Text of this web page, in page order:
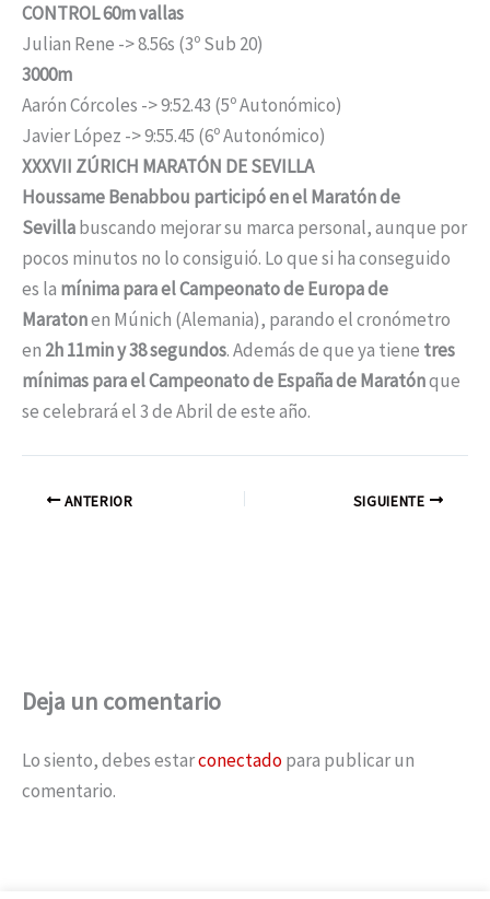
CONTROL 60m vallas
Julian Rene -> 8.56s (3º Sub 20)
3000m
Aarón Córcoles -> 9:52.43 (5º Autonómico)
Javier López -> 9:55.45 (6º Autonómico)
XXXVII ZÚRICH MARATÓN DE SEVILLA
Houssame Benabbou participó en el Maratón de
Sevillabuscando mejorar su marca personal, aunque por
pocos minutos no lo consiguió. Lo que si ha conseguido
es la mínima para el Campeonato de Europa de
Maratonen Múnich (Alemania), parando el cronómetro
en 2h 11min y 38 segundos. Además de que ya tiene tres
mínimas para el Campeonato de España de Maratónque
se celebrará el 3 de Abril de este año.
ANTERIOR SIGUIENTE
Deja un comentario
Lo siento, debes estarconectadopara publicar un
comentario.